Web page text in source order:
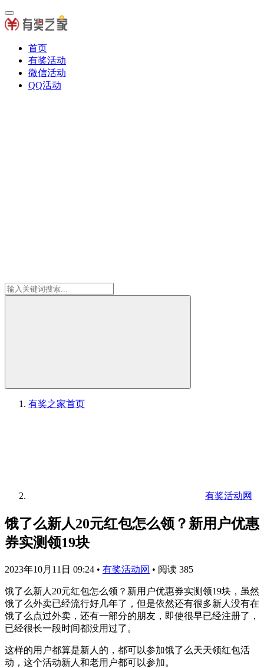
首页
有奖活动
微信活动
QQ活动
有奖之家首页
有奖活动网
饿了么新人20元红包怎么领？新用户优惠
券实测领19块
2023年10月11日 09:24 • 有奖活动网 • 阅读 385
饿了么新人20元红包怎么领？新用户优惠券实测领19块，虽然
饿了么外卖已经流行好几年了，但是依然还有很多新人没有在
饿了么点过外卖，还有一部分的朋友，即使很早已经注册了，
已经很长一段时间都没用过了。
这样的用户都算是新人的，都可以参加饿了么天天领红包活
动，这个活动新人和老用户都可以参加。